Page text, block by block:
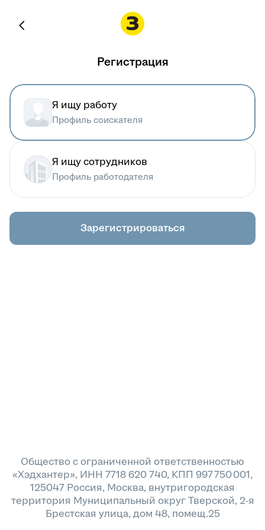
Регистрация
Я ищу работу
Профиль соискателя
Я ищу сотрудников
Профиль работодателя
Зарегистрироваться
Общество с ограниченной ответственностью
«Хэдхантер», ИНН 7718 620 740, КПП 997 750 001,
125047 Россия, Москва, внутригородская
территория Муниципальный округ Тверской, 2-я
Брестская улица, дом 48, помещ.25